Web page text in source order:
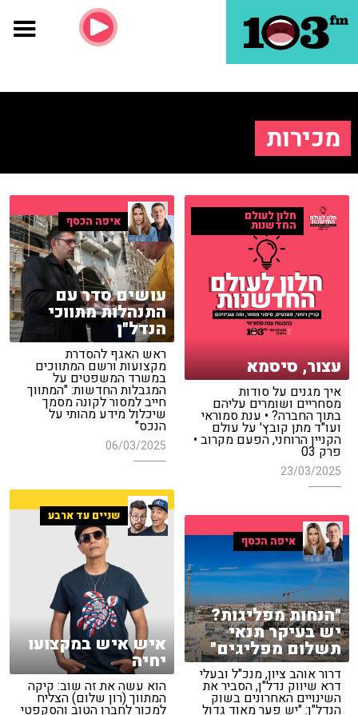
מכירות
חלון לעולם
החדשנות
עצור, סיסמא
איך מגנים על סודות
מסחריים ושומרים עליהם
בתוך החברה? • ענת סמוראי
ועו"ד מתן קובץ' על עולם
הקניין הרוחני, הפעם מקרוב •
פרק 03
23/03/2025
איפה הכסף
עושים סדר עם
התנהלות מתווכי
הנדל"ן
ראש האגף להסדרת
מקצועות ורשם המתווכים
במשרד המשפטים על
המגבלות החדשות: "המתווך
חייב למסור לקונה מסמך
שיכלול מידע מהותי על
הנכס"
06/03/2025
שניים עד ארבע
איש איש במקצועו
יחיה
הוא עשה את זה שוב: קיקה
המתווך (רון שלום) הצליח
למכור לחברו הטוב והסקפטי
איפה הכסף
"הנחות מפליגות?
יש בעיקר תנאי
תשלום מפליגים"
דרור אוהב ציון, מנכ"ל ובעלי
דרא שיווק נדל"ן, הסביר את
השינויים האחרונים בשוק
הנדל"ן: "יש פער מאוד גדול